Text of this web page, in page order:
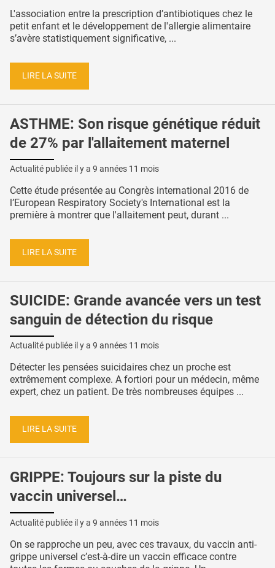
L'association entre la prescription d’antibiotiques chez le
petit enfant et le développement de l'allergie alimentaire
s’avère statistiquement significative, ...
LIRE LA SUITE
ASTHME: Son risque génétique réduit
de 27% par l'allaitement maternel
Actualité publiée il y a 9 années 11 mois
Cette étude présentée au Congrès international 2016 de
l’European Respiratory Society's International est la
première à montrer que l'allaitement peut, durant ...
LIRE LA SUITE
SUICIDE: Grande avancée vers un test
sanguin de détection du risque
Actualité publiée il y a 9 années 11 mois
Détecter les pensées suicidaires chez un proche est
extrêmement complexe. A fortiori pour un médecin, même
expert, chez un patient. De très nombreuses équipes ...
LIRE LA SUITE
GRIPPE: Toujours sur la piste du
vaccin universel…
Actualité publiée il y a 9 années 11 mois
On se rapproche un peu, avec ces travaux, du vaccin anti-
grippe universel c’est-à-dire un vaccin efficace contre